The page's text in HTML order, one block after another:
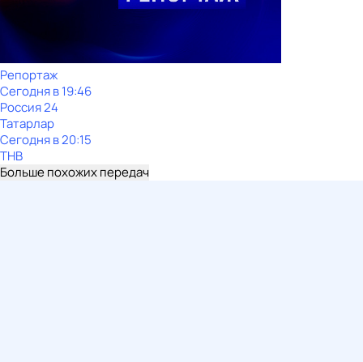
Репортаж
Сегодня в 19:46
Россия 24
Татарлар
Сегодня в 20:15
ТНВ
Больше похожих передач